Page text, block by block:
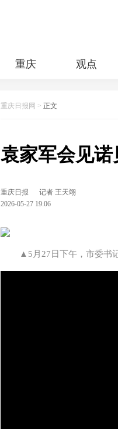
重庆 观点
重庆日报网 > 正文
袁家军会见
重庆日报
记者 王天翊
2026-05-27 19:06
▲5月27日下午，市委书